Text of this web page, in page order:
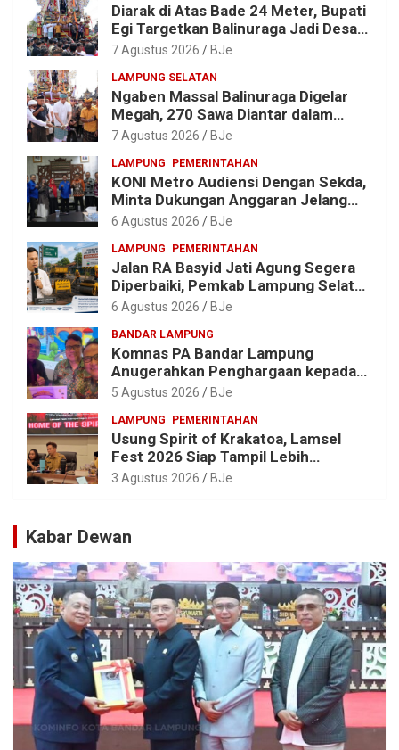
Diarak di Atas Bade 24 Meter, Bupati
Egi Targetkan Balinuraga Jadi Desa
Wisata Budaya 2027
7 Agustus 2026 BJe
LAMPUNG SELATAN
Ngaben Massal Balinuraga Digelar
Megah, 270 Sawa Diantar dalam
Tradisi Suci yang Gerakkan Ekonomi
7 Agustus 2026 BJe
LAMPUNG PEMERINTAHAN
KONI Metro Audiensi Dengan Sekda,
Minta Dukungan Anggaran Jelang
Porprov X Lampung
6 Agustus 2026 BJe
LAMPUNG PEMERINTAHAN
Jalan RA Basyid Jati Agung Segera
Diperbaiki, Pemkab Lampung Selatan
Alokasikan Rp1,13 Miliar
6 Agustus 2026 BJe
BANDAR LAMPUNG
Komnas PA Bandar Lampung
Anugerahkan Penghargaan kepada
Kombes Pol. Alfret Jacob Tilukay
5 Agustus 2026 BJe
LAMPUNG PEMERINTAHAN
Usung Spirit of Krakatoa, Lamsel
Fest 2026 Siap Tampil Lebih
Spektakuler dengan Empat Event
3 Agustus 2026 BJe
Kabar Dewan